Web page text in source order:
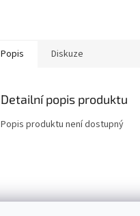
Popis Diskuze
Detailní popis produktu
Popis produktu není dostupný